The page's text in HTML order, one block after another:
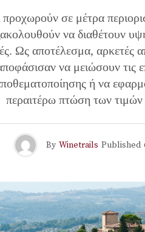
προχωρούν σε μέτρα
να διαθέτουν
Ως αποτέλεσμα, αρκετές
να μειώσουν τις
ή να
περαιτέρω πτώση των
By Winetrails Published